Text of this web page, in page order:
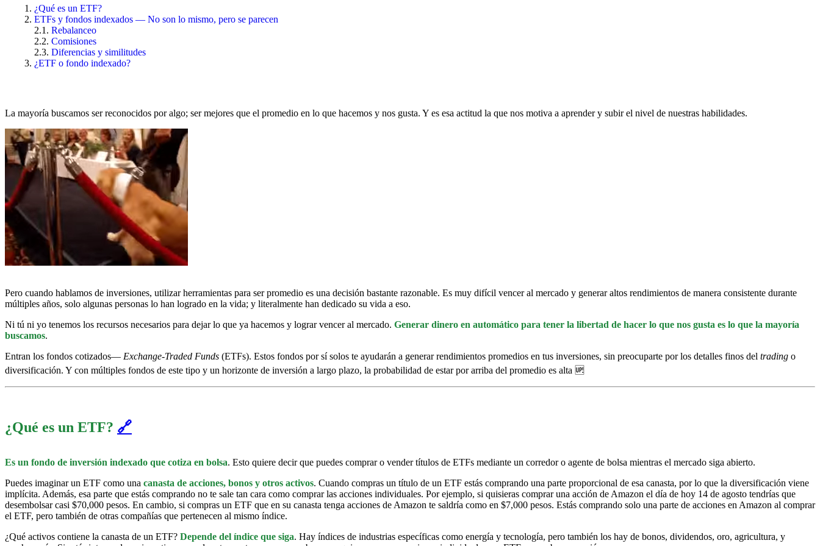
¿Qué es un ETF?
ETFs y fondos indexados — No son lo mismo, pero se parecen
Rebalanceo
Comisiones
Diferencias y similitudes
¿ETF o fondo indexado?
La mayoría buscamos ser reconocidos por algo; ser mejores que el promedio en lo que hacemos y nos gusta. Y es esa actitud la que nos motiva a aprender y subir el nivel de nuestras habilidades.
Pero cuando hablamos de inversiones, utilizar herramientas para ser promedio es una decisión bastante razonable. Es muy difícil vencer al mercado y generar altos rendimientos de manera consistente durante
múltiples años, solo algunas personas lo han logrado en la vida; y literalmente han dedicado su vida a eso.
Ni tú ni yo tenemos los recursos necesarios para dejar lo que ya hacemos y lograr vencer al mercado. Generar dinero en automático para tener la libertad de hacer lo que nos gusta es lo que la mayoría
buscamos.
Entran los fondos cotizados— Exchange-Traded Funds (ETFs). Estos fondos por sí solos te ayudarán a generar rendimientos promedios en tus inversiones, sin preocuparte por los detalles finos del trading o
diversificación. Y con múltiples fondos de este tipo y un horizonte de inversión a largo plazo, la probabilidad de estar por arriba del promedio es alta 🆙
¿Qué es un ETF? 🔗
Es un fondo de inversión indexado que cotiza en bolsa. Esto quiere decir que puedes comprar o vender títulos de ETFs mediante un corredor o agente de bolsa mientras el mercado siga abierto.
Puedes imaginar un ETF como una canasta de acciones, bonos y otros activos. Cuando compras un título de un ETF estás comprando una parte proporcional de esa canasta, por lo que la diversificación viene
implícita. Además, esa parte que estás comprando no te sale tan cara como comprar las acciones individuales. Por ejemplo, si quisieras comprar una acción de Amazon el día de hoy 14 de agosto tendrías que
desembolsar casi $70,000 pesos. En cambio, si compras un ETF que en su canasta tenga acciones de Amazon te saldría como en $7,000 pesos. Estás comprando solo una parte de acciones en Amazon al comprar
el ETF, pero también de otras compañías que pertenecen al mismo índice.
¿Qué activos contiene la canasta de un ETF? Depende del índice que siga. Hay índices de industrias específicas como energía y tecnología, pero también los hay de bonos, dividendos, oro, agricultura, y